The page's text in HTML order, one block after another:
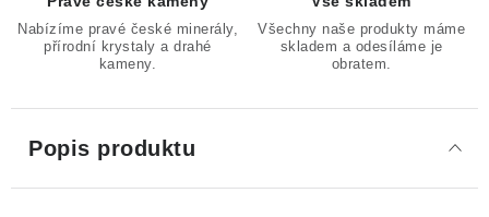
Nabízíme pravé české minerály,
přírodní krystaly a drahé
kameny.
Všechny naše produkty máme
skladem a odesíláme je
obratem.
Popis produktu